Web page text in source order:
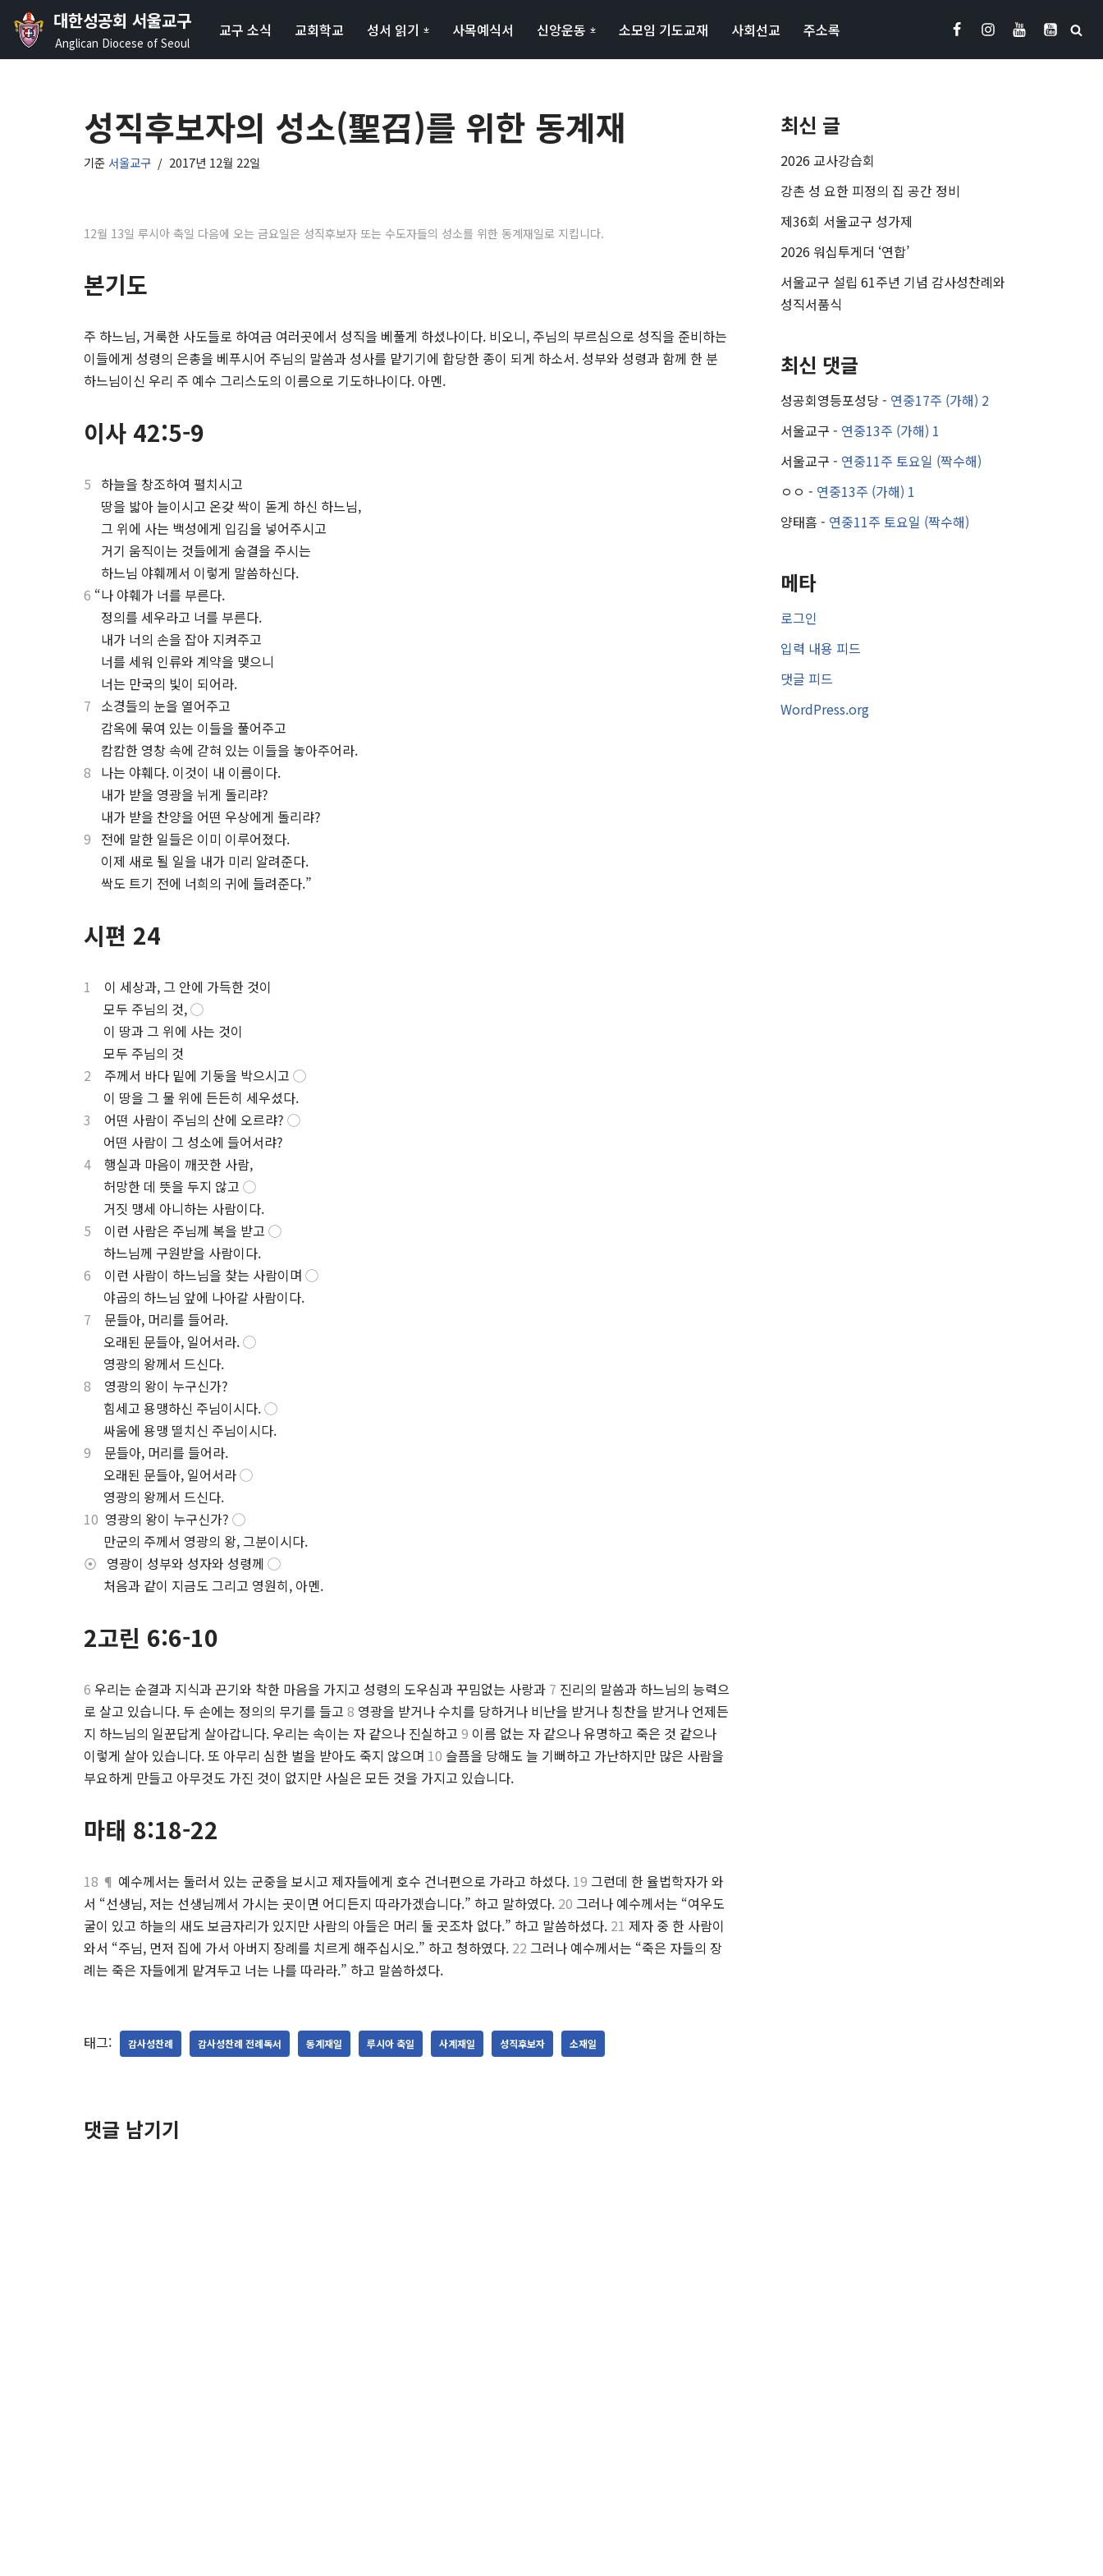
콘
대한성공회 서울교구
Anglican Diocese of Seoul
교구 소식 교회학교 성서 읽기 사목예식서 신앙운동 소모임 기도교재 사회선교 주소록
성직후보자의 성소(聖召)를 위한 동계재
기준 서울교구 2017년 12월 22일
12월 13일 루시아 축일 다음에 오는 금요일은 성직후보자 또는 수도자들의 성소를 위한 동계재일로 지킵니다.
본기도
주 하느님, 거룩한 사도들로 하여금 여러곳에서 성직을 베풀게 하셨나이다. 비오니, 주님의 부르심으로 성직을 준비하는
이들에게 성령의 은총을 베푸시어 주님의 말씀과 성사를 맡기기에 합당한 종이 되게 하소서. 성부와 성령과 함께 한 분
하느님이신 우리 주 예수 그리스도의 이름으로 기도하나이다. 아멘.
이사 42:5-9
5 하늘을 창조하여 펼치시고
땅을 밟아 늘이시고 온갖 싹이 돋게 하신 하느님,
그 위에 사는 백성에게 입김을 넣어주시고
거기 움직이는 것들에게 숨결을 주시는
하느님 야훼께서 이렇게 말씀하신다.
6 “나 야훼가 너를 부른다.
정의를 세우라고 너를 부른다.
내가 너의 손을 잡아 지켜주고
너를 세워 인류와 계약을 맺으니
너는 만국의 빛이 되어라.
7 소경들의 눈을 열어주고
감옥에 묶여 있는 이들을 풀어주고
캄캄한 영창 속에 갇혀 있는 이들을 놓아주어라.
8 나는 야훼다. 이것이 내 이름이다.
내가 받을 영광을 뉘게 돌리랴?
내가 받을 찬양을 어떤 우상에게 돌리랴?
9 전에 말한 일들은 이미 이루어졌다.
이제 새로 될 일을 내가 미리 알려준다.
싹도 트기 전에 너희의 귀에 들려준다.”
시편 24
1 이 세상과, 그 안에 가득한 것이
모두 주님의 것,◯
이 땅과 그 위에 사는 것이
모두 주님의 것
2 주께서 바다 밑에 기둥을 박으시고 ◯
이 땅을 그 물 위에 든든히 세우셨다.
3 어떤 사람이 주님의 산에 오르랴? ◯
어떤 사람이 그 성소에 들어서랴?
4 행실과 마음이 깨끗한 사람,
허망한 데 뜻을 두지 않고 ◯
거짓 맹세 아니하는 사람이다.
5 이런 사람은 주님께 복을 받고 ◯
하느님께 구원받을 사람이다.
6 이런 사람이 하느님을 찾는 사람이며 ◯
야곱의 하느님 앞에 나아갈 사람이다.
7 문들아, 머리를 들어라.
오래된 문들아, 일어서라.◯
영광의 왕께서 드신다.
8 영광의 왕이 누구신가?
힘세고 용맹하신 주님이시다.◯
싸움에 용맹 떨치신 주님이시다.
9 문들아, 머리를 들어라.
오래된 문들아, 일어서라◯
영광의 왕께서 드신다.
10 영광의 왕이 누구신가? ◯
만군의 주께서 영광의 왕, 그분이시다.
⦿ 영광이 성부와 성자와 성령께 ◯
처음과 같이 지금도 그리고 영원히, 아멘.
2고린 6:6-10
6 우리는 순결과 지식과 끈기와 착한 마음을 가지고 성령의 도우심과 꾸밈없는 사랑과 7 진리의 말씀과 하느님의 능력으
로 살고 있습니다. 두 손에는 정의의 무기를 들고 8 영광을 받거나 수치를 당하거나 비난을 받거나 칭찬을 받거나 언제든
지 하느님의 일꾼답게 살아갑니다. 우리는 속이는 자 같으나 진실하고 9 이름 없는 자 같으나 유명하고 죽은 것 같으나
이렇게 살아 있습니다. 또 아무리 심한 벌을 받아도 죽지 않으며 10 슬픔을 당해도 늘 기뻐하고 가난하지만 많은 사람을
부요하게 만들고 아무것도 가진 것이 없지만 사실은 모든 것을 가지고 있습니다.
마태 8:18-22
18 ¶ 예수께서는 둘러서 있는 군중을 보시고 제자들에게 호수 건너편으로 가라고 하셨다. 19 그런데 한 율법학자가 와
서 “선생님, 저는 선생님께서 가시는 곳이면 어디든지 따라가겠습니다.” 하고 말하였다. 20 그러나 예수께서는 “여우도
굴이 있고 하늘의 새도 보금자리가 있지만 사람의 아들은 머리 둘 곳조차 없다.” 하고 말씀하셨다. 21 제자 중 한 사람이
와서 “주님, 먼저 집에 가서 아버지 장례를 치르게 해주십시오.” 하고 청하였다. 22 그러나 예수께서는 “죽은 자들의 장
례는 죽은 자들에게 맡겨두고 너는 나를 따라라.” 하고 말씀하셨다.
태그: 감사성찬례 감사성찬례 전례독서 동계재일 루시아 축일 사계재일 성직후보자 소재일
댓글 남기기
최신 글
2026 교사강습회
강촌 성 요한 피정의 집 공간 정비
제36회 서울교구 성가제
2026 워십투게더 ‘연합’
서울교구 설립 61주년 기념 감사성찬례와
성직서품식
최신 댓글
성공회영등포성당- 연중17주 (가해) 2
서울교구 - 연중13주 (가해) 1
서울교구 - 연중11주 토요일 (짝수해)
ㅇㅇ - 연중13주 (가해) 1
양태흠 - 연중11주 토요일 (짝수해)
메타
로그인
입력 내용 피드
댓글 피드
WordPress.org